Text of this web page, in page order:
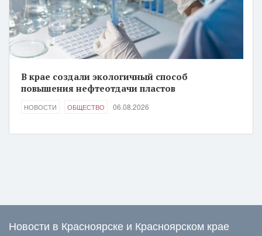
В крае создали экологичный способ
повышения нефтеотдачи пластов
НОВОСТИ ОБЩЕСТВО 06.08.2026
Новости в Красноярске и Красноярском крае